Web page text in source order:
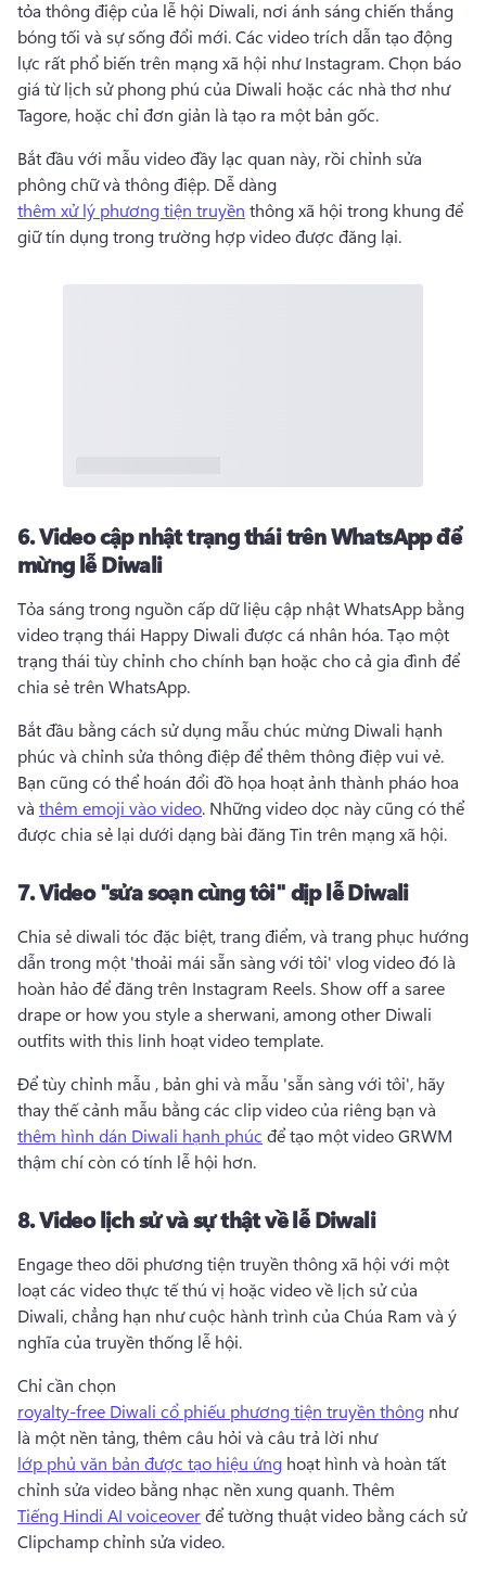
tỏa thông điệp của lễ hội Diwali, nơi ánh sáng chiến thắng
bóng tối và sự sống đổi mới. Các video trích dẫn tạo động
lực rất phổ biến trên mạng xã hội như Instagram. Chọn báo
giá từ lịch sử phong phú của Diwali hoặc các nhà thơ như
Tagore, hoặc chỉ đơn giản là tạo ra một bản gốc.
Bắt đầu với mẫu video đầy lạc quan này, rồi chỉnh sửa
phông chữ và thông điệp. Dễ dàng
thêm xử lý phương tiện truyền thông xã hội trong khung để
giữ tín dụng trong trường hợp video được đăng lại.
6.Video cập nhật trạng thái trên WhatsApp để
mừng lễ Diwali
Tỏa sáng trong nguồn cấp dữ liệu cập nhật WhatsApp bằng
video trạng thái Happy Diwali được cá nhân hóa. Tạo một
trạng thái tùy chỉnh cho chính bạn hoặc cho cả gia đình để
chia sẻ trên WhatsApp.
Bắt đầu bằng cách sử dụng mẫu chúc mừng Diwali hạnh
Bạn cũng có thể hoán đổi đồ họa hoạt ảnh thành pháo hoa
và thêm emoji vào video. Những video dọc này cũng có thể
được chia sẻ lại dưới dạng bài đăng Tin trên mạng xã hội.
7.Video "sửa soạn cùng tôi" dịp lễ Diwali
Chia sẻ diwali tóc đặc biệt, trang điểm, và trang phục hướng
dẫn trong một 'thoải mái sẵn sàng với tôi' vlog video đó là
hoàn hảo để đăng trên Instagram Reels. Show off a saree
drape or how you style a sherwani, among other Diwali
outfits with this linh hoạt video template.
Để tùy chỉnh mẫu , bản ghi và mẫu 'sẵn sàng với tôi', hãy
thay thế cảnh mẫu bằng các clip video của riêng bạn và
thêm hình dán Diwali hạnh phúc để tạo một video GRWM
thậm chí còn có tính lễ hội hơn.
8.Video lịch sử và sự thật về lễ Diwali
Engage theo dõi phương tiện truyền thông xã hội với một
loạt các video thực tế thú vị hoặc video về lịch sử của
Diwali, chẳng hạn như cuộc hành trình của Chúa Ram và ý
nghĩa của truyền thống lễ hội.
Chỉ cần chọn
royalty-free Diwali cổ phiếu phương tiện truyền thông như
là một nền tảng, thêm câu hỏi và câu trả lời như
lớp phủ văn bản được tạo hiệu ứng hoạt hình và hoàn tất
chỉnh sửa video bằng nhạc nền xung quanh. Thêm
Tiếng Hindi AI voiceover để tường thuật video bằng cách sử
Clipchamp chỉnh sửa video.